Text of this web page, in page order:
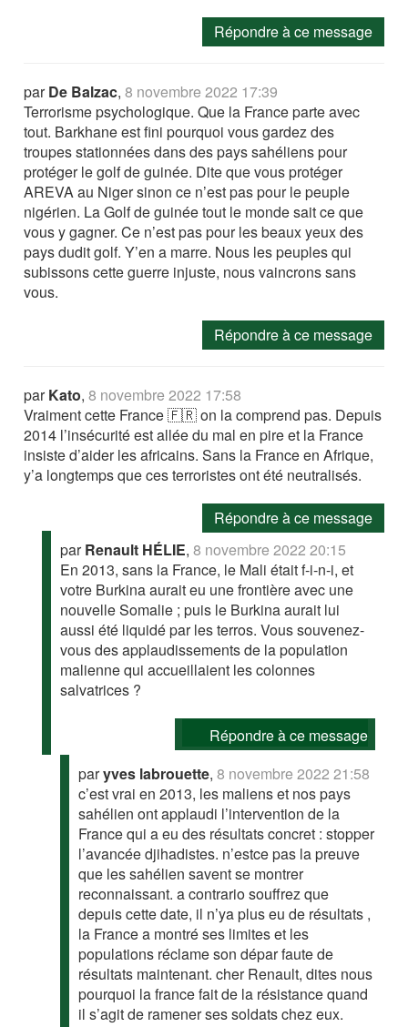
Répondre à ce message
parDe Balzac,8 novembre 2022 17:39
Terrorisme psychologique. Que la France parte avec
tout. Barkhane est fini pourquoi vous gardez des
troupes stationnées dans des pays sahéliens pour
protéger le golf de guinée. Dite que vous protéger
AREVA au Niger sinon ce n’est pas pour le peuple
nigérien. La Golf de guinée tout le monde sait ce que
vous y gagner. Ce n’est pas pour les beaux yeux des
pays dudit golf. Y’en a marre. Nous les peuples qui
subissons cette guerre injuste, nous vaincrons sans
vous.
Répondre à ce message
parKato,8 novembre 2022 17:58
Vraiment cette France 🇫🇷 on la comprend pas. Depuis
2014 l’insécurité est allée du mal en pire et la France
insiste d’aider les africains. Sans la France en Afrique,
y’a longtemps que ces terroristes ont été neutralisés.
Répondre à ce message
parRenault HÉLIE,8 novembre 2022 20:15
En 2013, sans la France, le Mali était f-i-n-i, et
votre Burkina aurait eu une frontière avec une
nouvelle Somalie ; puis le Burkina aurait lui
aussi été liquidé par les terros. Vous souvenez-
vous des applaudissements de la population
malienne qui accueillaient les colonnes
salvatrices ?
Répondre à ce message
paryves labrouette,8 novembre 2022 21:58
c’est vrai en 2013, les maliens et nos pays
sahélien ont applaudi l’intervention de la
France qui a eu des résultats concret : stopper
l’avancée djihadistes. n’estce pas la preuve
que les sahélien savent se montrer
reconnaissant. a contrario souffrez que
depuis cette date, il n’ya plus eu de résultats ,
la France a montré ses limites et les
populations réclame son dépar faute de
résultats maintenant. cher Renault, dites nous
pourquoi la france fait de la résistance quand
il s’agit de ramener ses soldats chez eux.